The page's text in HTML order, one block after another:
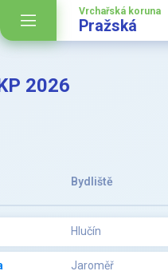
Vrchařská koruna
Pražská
2026
Bydliště
Hlučín
Jaroměř